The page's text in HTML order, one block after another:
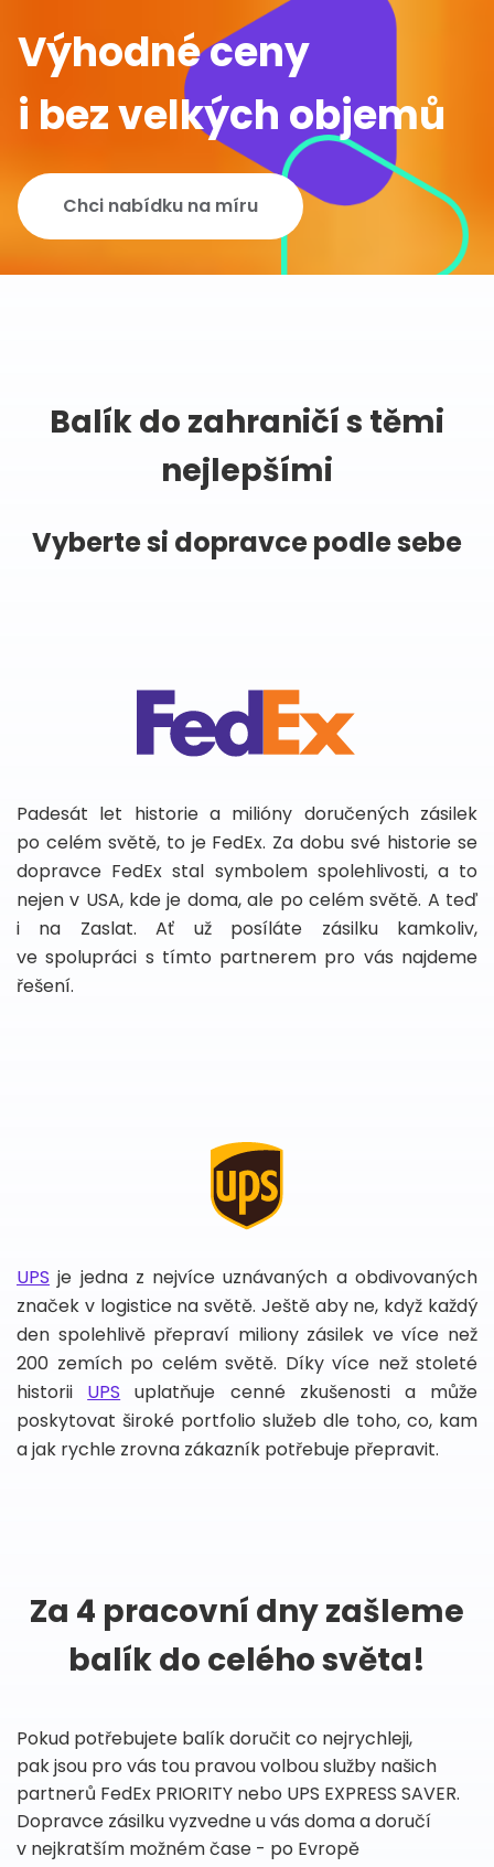
Výhodné ceny
i bez velkých objemů
Chci nabídku na míru
Balík do zahraničí s těmi
nejlepšími
Vyberte si dopravce podle sebe
Padesát let historie a milióny doručených zásilek
po celém světě, to je FedEx. Za dobu své historie se
dopravce FedEx stal symbolem spolehlivosti, a to
nejen v USA, kde je doma, ale po celém světě. A teď
i na Zaslat. Ať už posíláte zásilku kamkoliv,
ve spolupráci s tímto partnerem pro vás najdeme
řešení.
UPS je jedna z nejvíce uznávaných a obdivovaných
značek v logistice na světě. Ještě aby ne, když každý
den spolehlivě přepraví miliony zásilek ve více než
200 zemích po celém světě. Díky více než stoleté
historii UPS uplatňuje cenné zkušenosti a může
poskytovat široké portfolio služeb dle toho, co, kam
a jak rychle zrovna zákazník potřebuje přepravit.
Za 4 pracovní dny zašleme
balík do celého světa!
Pokud potřebujete balík doručit co nejrychleji,
pak jsou pro vás tou pravou volbou služby našich
partnerů FedEx PRIORITY nebo UPS EXPRESS SAVER.
Dopravce zásilku vyzvedne u vás doma a doručí
v nejkratším možném čase - po Evropě